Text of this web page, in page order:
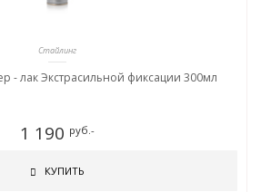
Стайлинг
- лак Экстрасильной фиксации 300мл
1 190 руб.-
КУПИТЬ